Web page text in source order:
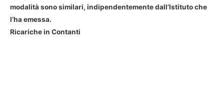
modalità sono similari, indipendentemente dall’Istituto che
l’ha emessa.
Ricariche in Contanti